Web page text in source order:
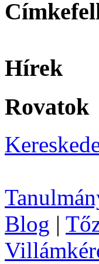
Hírek
Rovatok
Blog |